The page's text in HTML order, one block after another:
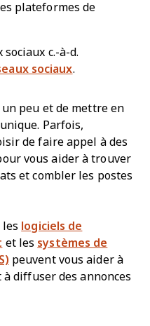
plateformes de
c.-à-d.
sociaux.
un peu et de mettre en
Parfois,
de faire appel à des
vous aider à trouver
et combler les postes
les logiciels de
et les systèmes de
peuvent vous aider à
diffuser des annonces